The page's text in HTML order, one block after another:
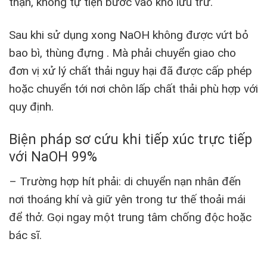
Sau khi sử dụng xong NaOH không được vứt bỏ
bao bì, thùng đựng . Mà phải chuyển giao cho
đơn vị xử lý chất thải nguy hại đã được cấp phép
hoặc chuyển tới nơi chôn lấp chất thải phù hợp với
quy định.
Biện pháp sơ cứu khi tiếp xúc trực tiếp
với NaOH 99%
– Trường hợp hít phải: di chuyển nạn nhân đến
nơi thoáng khí và giữ yên trong tư thế thoải mái
để thở. Gọi ngay một trung tâm chống độc hoặc
bác sĩ.